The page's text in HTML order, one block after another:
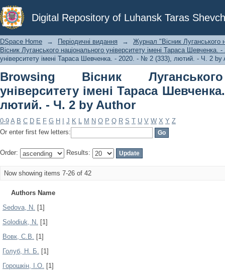
Digital Repository of Luhansk Taras
Browsing Вісник Луганського
Шевченка. - 2020. - № 2 (333), лютий.
DSpace Home → Періодичні видання →
Журнал "Вісник Луганського
Вісник Луганського національного університету імені Тараса
університету імені Тараса Шевченка. - 2020. - № 2 (333), лютий. - Ч. 2 by
Browsing Вісник
університету імені Тараса
лютий. - Ч. 2 by Author
0-9 A B C D E F G H J K L M N O P Q R S T U V W X Y Z
Or enter first few letters:
Order: Results:
Now showing items 7-26 of 42
Authors Name
Sedova, N. [1]
Solodiuk, N. [1]
Вовк, С.В. [1]
Голуб, Н. Б. [1]
Горошкін, І.О. [1]